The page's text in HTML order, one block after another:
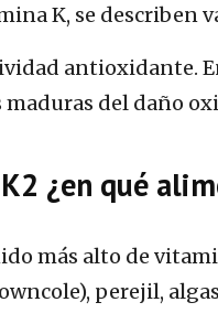
K, se describen
antioxidante.
maduras del daño
¿en qué
más alto de
perejil,